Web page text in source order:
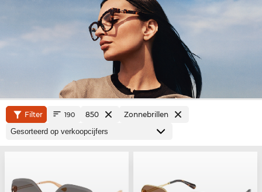
Filter 190 850 Zonnebrillen